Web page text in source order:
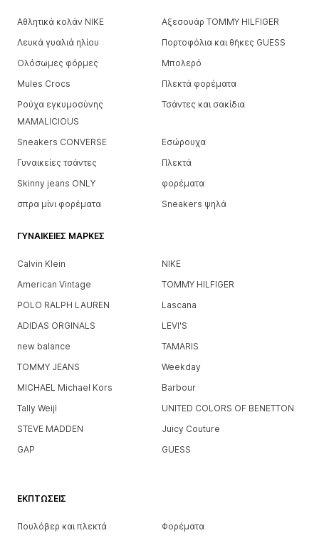
Αθλητικά κολάν NIKE
Αξεσουάρ TOMMY HILFIGER
Λευκά γυαλιά ηλίου
Πορτοφόλια και θήκες GUESS
Ολόσωμες φόρμες
Μπολερό
Mules Crocs
Πλεκτά φορέματα
Ρούχα εγκυμοσύνης
MAMALICIOUS
Τσάντες και σακίδια
Sneakers CONVERSE
Εσώρουχα
Γυναικείες τσάντες
Πλεκτά
Skinny jeans ONLY
φορέματα
σπρα μίνι φορέματα
Sneakers ψηλά
ΓΥΝΑΙΚΕΊΕΣ ΜΆΡΚΕΣ
Calvin Klein
NIKE
American Vintage
TOMMY HILFIGER
POLO RALPH LAUREN
Lascana
ADIDAS ORGINALS
LEVI'S
new balance
TAMARIS
TOMMY JEANS
Weekday
MICHAEL Michael Kors
Barbour
Tally Weijl
UNITED COLORS OF BENETTON
STEVE MADDEN
Juicy Couture
GAP
GUESS
ΕΚΠΤΏΣΕΙΣ
Πουλόβερ και πλεκτά
Φορέματα